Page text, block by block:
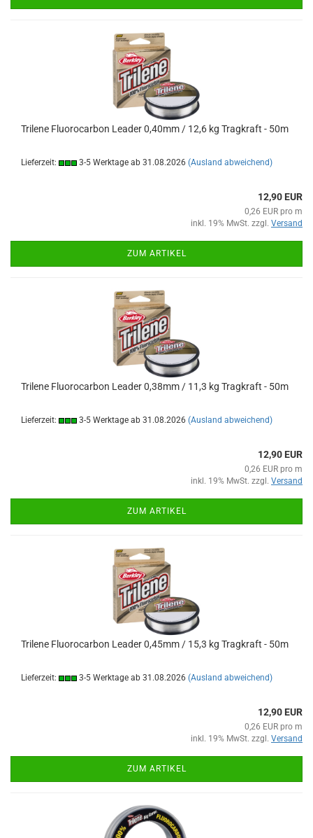
Trilene Fluorocarbon Leader 0,40mm / 12,6 kg Tragkraft - 50m
Lieferzeit: 3-5 Werktage ab 31.08.2026 (Ausland abweichend)
12,90 EUR
0,26 EUR pro m
inkl. 19% MwSt. zzgl. Versand
ZUM ARTIKEL
Trilene Fluorocarbon Leader 0,38mm / 11,3 kg Tragkraft - 50m
Lieferzeit: 3-5 Werktage ab 31.08.2026 (Ausland abweichend)
12,90 EUR
0,26 EUR pro m
inkl. 19% MwSt. zzgl. Versand
ZUM ARTIKEL
Trilene Fluorocarbon Leader 0,45mm / 15,3 kg Tragkraft - 50m
Lieferzeit: 3-5 Werktage ab 31.08.2026 (Ausland abweichend)
12,90 EUR
0,26 EUR pro m
inkl. 19% MwSt. zzgl. Versand
ZUM ARTIKEL